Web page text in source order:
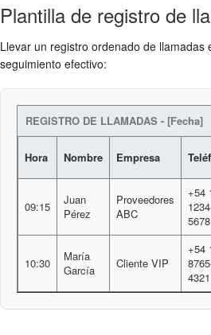
Plantilla de registro de
Llevar un registro ordenado de llamadas
seguimiento efectivo:
REGISTRO DE LLAMADAS - [Fecha]
Hora Nombre Empresa
09:15
Juan
Pérez
Proveedores
ABC
+54
5678
10:30
María
García
Cliente VIP
+54
4321